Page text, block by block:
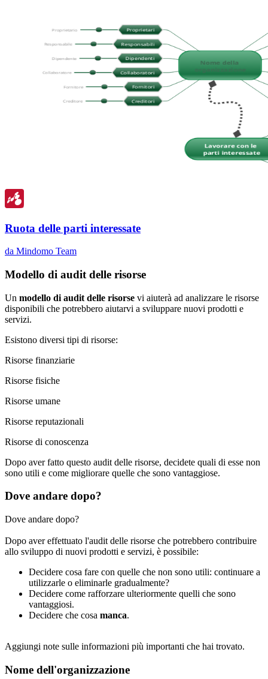
Ruota delle parti interessate
da Mindomo Team
Modello di audit delle risorse
Un modello di audit delle risorse vi aiuterà ad analizzare le risorse
disponibili che potrebbero aiutarvi a sviluppare nuovi prodotti e
servizi.
Esistono diversi tipi di risorse:
Risorse finanziarie
Risorse fisiche
Risorse umane
Risorse reputazionali
Risorse di conoscenza
Dopo aver fatto questo audit delle risorse, decidete quali di esse non
sono utili e come migliorare quelle che sono vantaggiose.
Dove andare dopo?
Dove andare dopo?
Dopo aver effettuato l'audit delle risorse che potrebbero contribuire
allo sviluppo di nuovi prodotti e servizi, è possibile:
Decidere cosa fare con quelle che non sono utili: continuare a
utilizzarle o eliminarle gradualmente?
Decidere come rafforzare ulteriormente quelli che sono
vantaggiosi.
Decidere che cosa manca.
Aggiungi note sulle informazioni più importanti che hai trovato.
Nome dell'organizzazione